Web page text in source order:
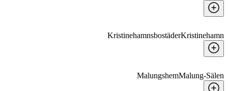
KristinehamnsbostäderKristinehamn
MalungshemMalung-Sälen